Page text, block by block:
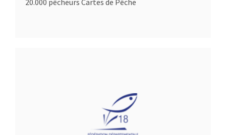
20.000 pêcheurs Cartes de Pêche